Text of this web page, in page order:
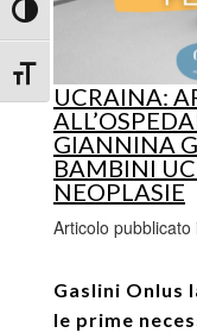
Attiva/disattiva alto
Attiva/disattiva
UCRAINA:
GIANNINA
BAMBINI
NEOPLASIE
Articolo
Gaslini Onlus
le prime